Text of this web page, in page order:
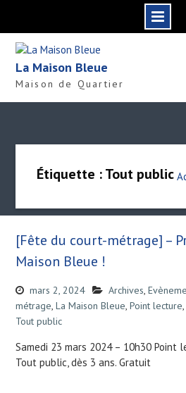
t
La Maison Bleue
Maison de Quartier
Étiquette : Tout public
[Fête du court-métrage] –
Maison Bleue !
mars 2, 2024 Archives,
métrage, La Maison Bleue, Point lecture,
Tout public
Samedi 23 mars 2024 – 10h30 Point
Tout public, dès 3 ans. Gratuit